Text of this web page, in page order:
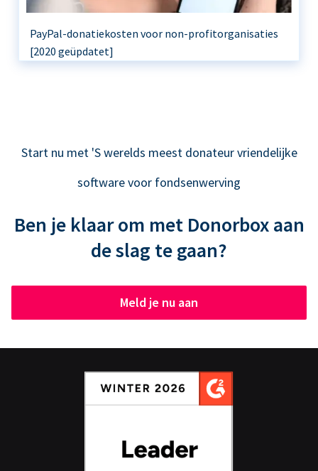
PayPal-donatiekosten voor non-profitorganisaties
[2020 geüpdatet]
Start nu met 'S werelds meest donateur vriendelijke
software voor fondsenwerving
Ben je klaar om met Donorbox aan
de slag te gaan?
Meld je nu aan